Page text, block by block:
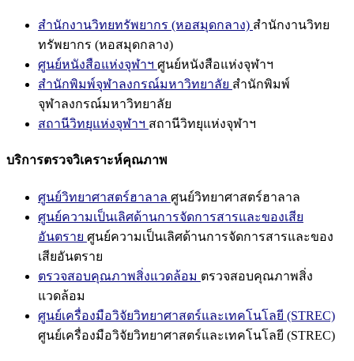
สำนักงานวิทยทรัพยากร (หอสมุดกลาง) สำนักงานวิทย
ทรัพยากร (หอสมุดกลาง)
ศูนย์หนังสือแห่งจุฬาฯ ศูนย์หนังสือแห่งจุฬาฯ
สำนักพิมพ์จุฬาลงกรณ์มหาวิทยาลัย สำนักพิมพ์
จุฬาลงกรณ์มหาวิทยาลัย
สถานีวิทยุแห่งจุฬาฯ สถานีวิทยุแห่งจุฬาฯ
บริการตรวจวิเคราะห์คุณภาพ
ศูนย์วิทยาศาสตร์ฮาลาล ศูนย์วิทยาศาสตร์ฮาลาล
ศูนย์ความเป็นเลิศด้านการจัดการสารและของเสีย
อันตราย ศูนย์ความเป็นเลิศด้านการจัดการสารและของ
เสียอันตราย
ตรวจสอบคุณภาพสิ่งแวดล้อม ตรวจสอบคุณภาพสิ่ง
แวดล้อม
ศูนย์เครื่องมือวิจัยวิทยาศาสตร์และเทคโนโลยี (STREC)
ศูนย์เครื่องมือวิจัยวิทยาศาสตร์และเทคโนโลยี (STREC)